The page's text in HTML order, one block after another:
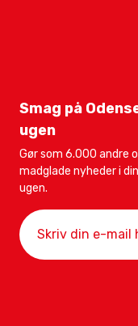
Smag på
ugen
Gør som 6.000 andre
madglade nyheder i
ugen.